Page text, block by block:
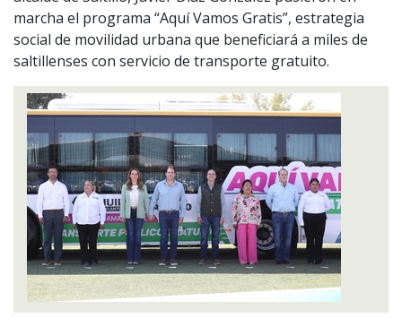
marcha el programa “Aquí Vamos Gratis”, estrategia
social de movilidad urbana que beneficiará a miles de
saltillenses con servicio de transporte gratuito.